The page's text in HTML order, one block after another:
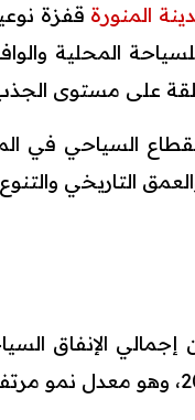
المنورة قفزة
على مستوى
السياحي في
التاريخي
إجمالي الإنفاق